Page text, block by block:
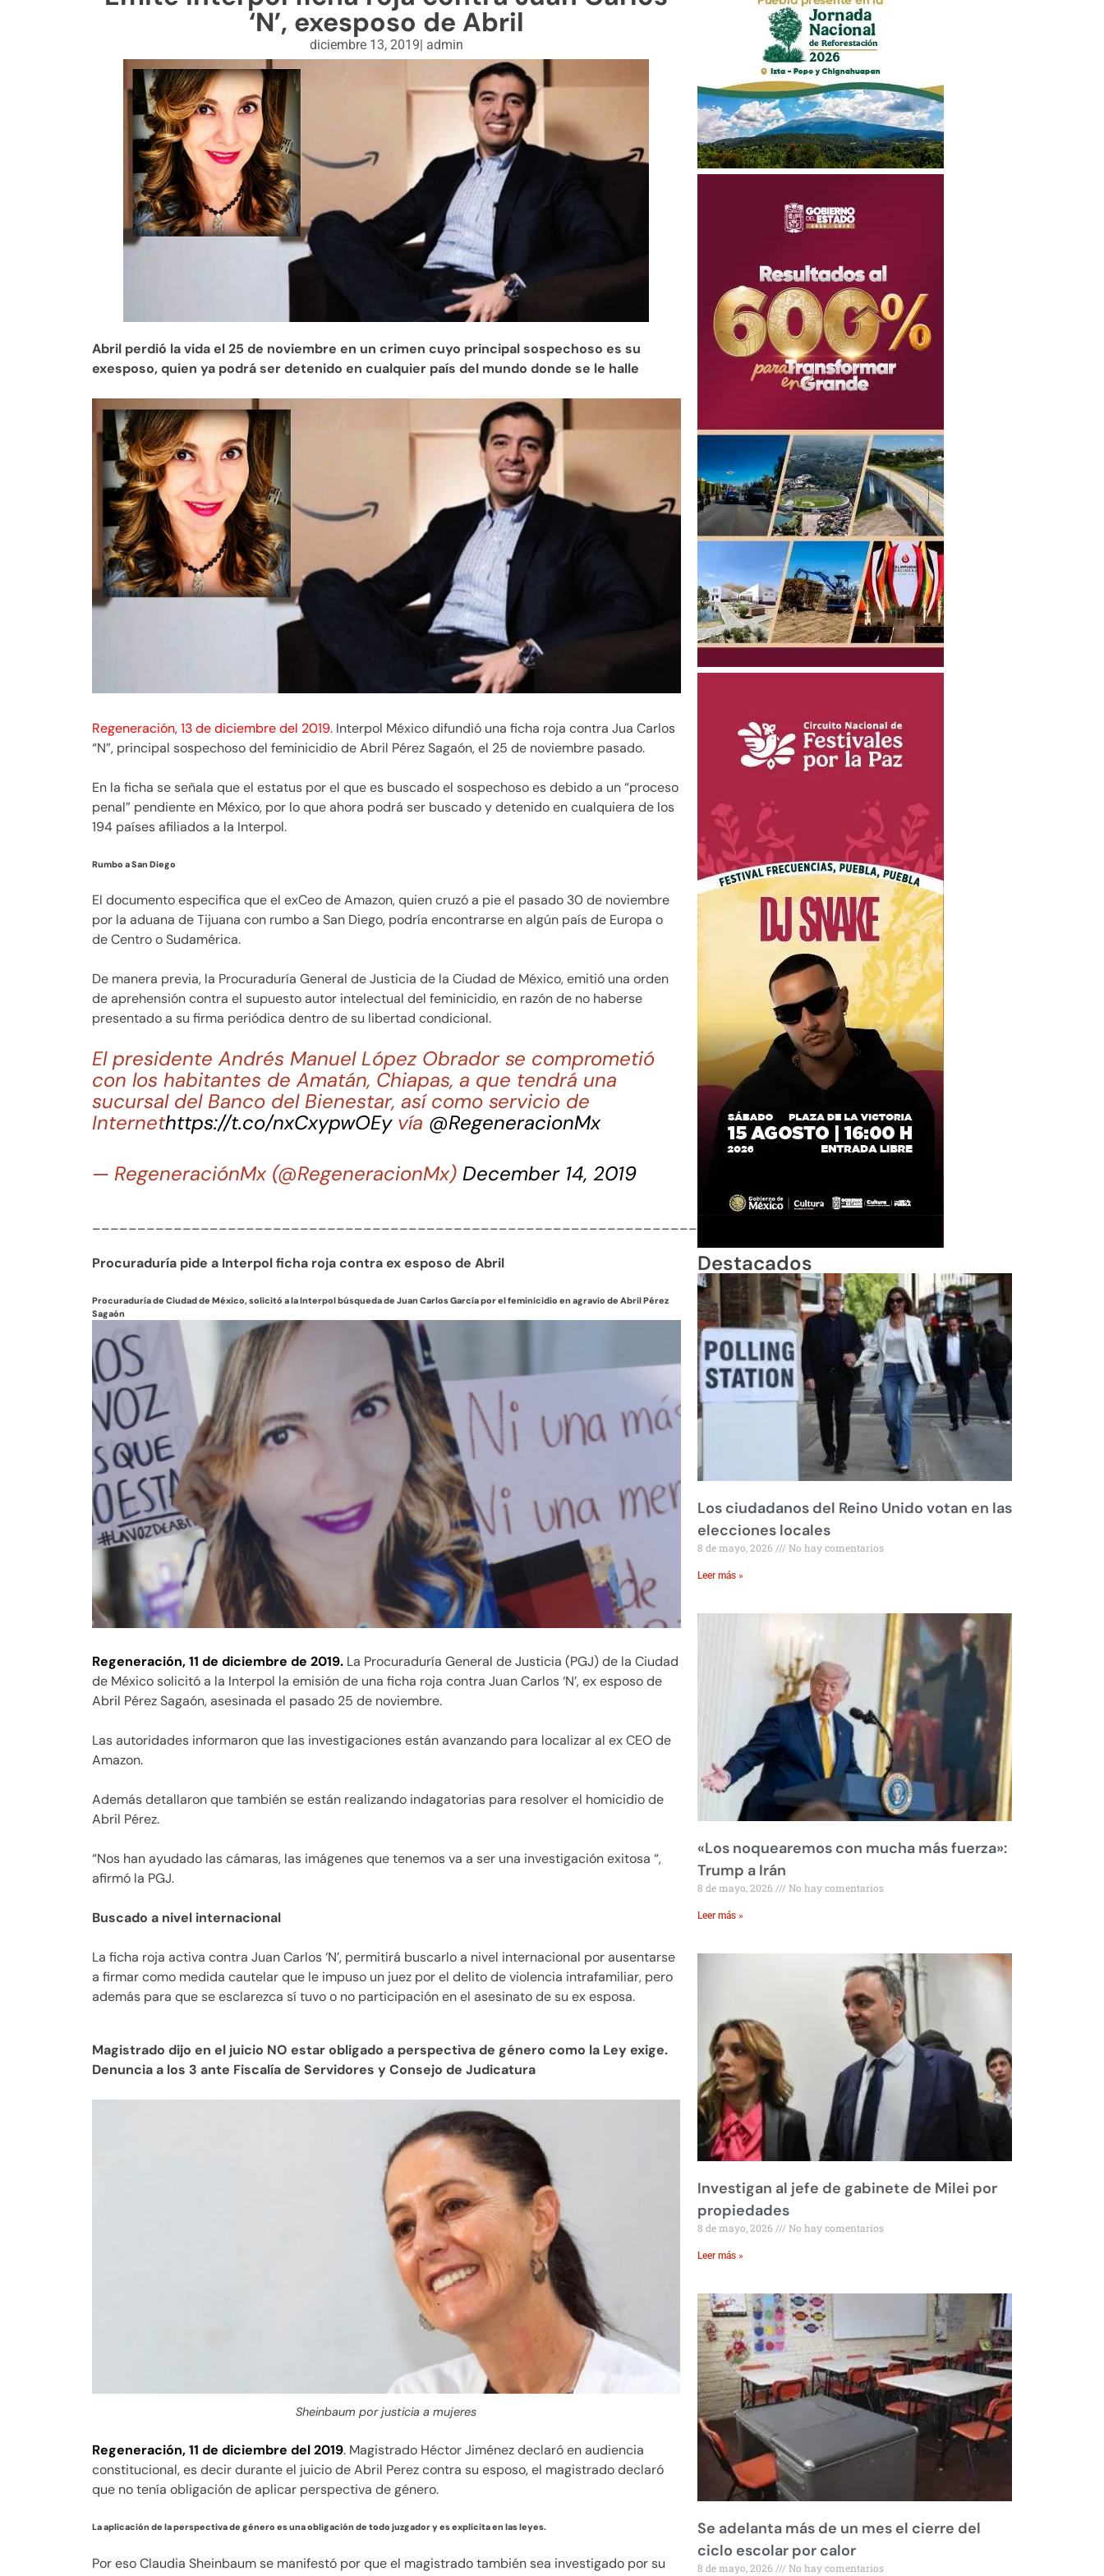
‘N’, exesposo de Abril
diciembre 13, 2019 admin
Abril perdió la vida el 25 de noviembre en un crimen cuyo principal sospechoso es su
exesposo, quien ya podrá ser detenido en cualquier país del mundo donde se le halle
Regeneración, 13 de diciembre del 2019. Interpol México difundió una ficha roja contra Jua Carlos
“N”, principal sospechoso del feminicidio de Abril Pérez Sagaón, el 25 de noviembre pasado.
En la ficha se señala que el estatus por el que es buscado el sospechoso es debido a un “proceso
penal” pendiente en México, por lo que ahora podrá ser buscado y detenido en cualquiera de los
194 países afiliados a la Interpol.
Rumbo a San Diego
El documento especifica que el exCeo de Amazon, quien cruzó a pie el pasado 30 de noviembre
por la aduana de Tijuana con rumbo a San Diego, podría encontrarse en algún país de Europa o
de Centro o Sudamérica.
De manera previa, la Procuraduría General de Justicia de la Ciudad de México, emitió una orden
de aprehensión contra el supuesto autor intelectual del feminicidio, en razón de no haberse
presentado a su firma periódica dentro de su libertad condicional.
El presidente Andrés Manuel López Obrador se comprometió
con los habitantes de Amatán, Chiapas, a que tendrá una
sucursal del Banco del Bienestar, así como servicio de
Internethttps://t.co/nxCxypwOEyvía @RegeneracionMx
— RegeneraciónMx (@RegeneracionMx) December 14, 2019
________________________________________________________________________
Procuraduría pide a Interpol ficha roja contra ex esposo de Abril
Procuraduría de Ciudad de México, solicitó a la Interpol búsqueda de Juan Carlos García por el feminicidio en agravio de Abril Pérez
Sagaón
Regeneración, 11 de diciembre de 2019. La Procuraduría General de Justicia (PGJ) de la Ciudad
de México solicitó a la Interpol la emisión de una ficha roja contra Juan Carlos ‘N’, ex esposo de
Abril Pérez Sagaón, asesinada el pasado 25 de noviembre.
Las autoridades informaron que las investigaciones están avanzando para localizar al ex CEO de
Amazon.
Además detallaron que también se están realizando indagatorias para resolver el homicidio de
Abril Pérez.
“Nos han ayudado las cámaras, las imágenes que tenemos va a ser una investigación exitosa “,
afirmó la PGJ.
Buscado a nivel internacional
La ficha roja activa contra Juan Carlos ‘N’, permitirá buscarlo a nivel internacional por ausentarse
a firmar como medida cautelar que le impuso un juez por el delito de violencia intrafamiliar, pero
además para que se esclarezca sí tuvo o no participación en el asesinato de su ex esposa.
Magistrado dijo en el juicio NO estar obligado a perspectiva de género como la Ley exige.
Denuncia a los 3 ante Fiscalía de Servidores y Consejo de Judicatura
Sheinbaum por justicia a mujeres
Regeneración, 11 de diciembre del 2019. Magistrado Héctor Jiménez declaró en audiencia
constitucional, es decir durante el juicio de Abril Perez contra su esposo, el magistrado declaró
que no tenía obligación de aplicar perspectiva de género.
La aplicación de la perspectiva de género es una obligación de todo juzgador y es explícita en las leyes.
Por eso Claudia Sheinbaum se manifestó por que el magistrado también sea investigado por su
Destacados
Los ciudadanos del Reino Unido votan en las
elecciones locales
8 de mayo, 2026 No hay comentarios
Leer más »
«Los noquearemos con mucha más fuerza»:
Trump a Irán
8 de mayo, 2026 No hay comentarios
Leer más »
Investigan al jefe de gabinete de Milei por
propiedades
8 de mayo, 2026 No hay comentarios
Leer más »
Se adelanta más de un mes el cierre del
ciclo escolar por calor
8 de mayo, 2026 No hay comentarios